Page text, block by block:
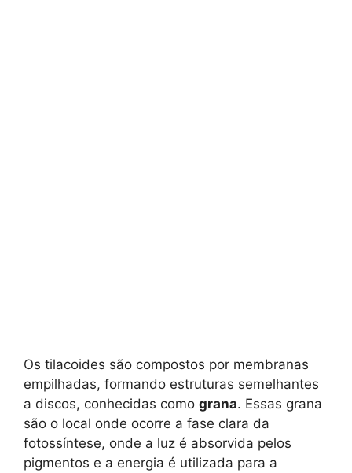
Os tilacoides são compostos por membranas
empilhadas, formando estruturas semelhantes
a discos, conhecidas como grana. Essas grana
são o local onde ocorre a fase clara da
fotossíntese, onde a luz é absorvida pelos
pigmentos e a energia é utilizada para a